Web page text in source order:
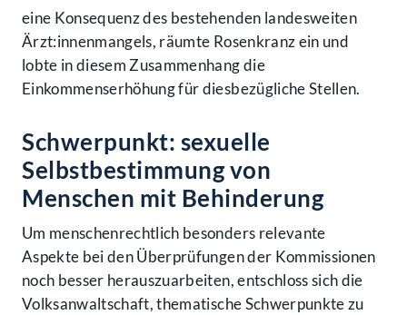
eine Konsequenz des bestehenden landesweiten
Ärzt:innenmangels, räumte Rosenkranz ein und
lobte in diesem Zusammenhang die
Einkommenserhöhung für diesbezügliche Stellen.
Schwerpunkt: sexuelle
Selbstbestimmung von
Menschen mit Behinderung
Um menschenrechtlich besonders relevante
Aspekte bei den Überprüfungen der Kommissionen
noch besser herauszuarbeiten, entschloss sich die
Volksanwaltschaft, thematische Schwerpunkte zu